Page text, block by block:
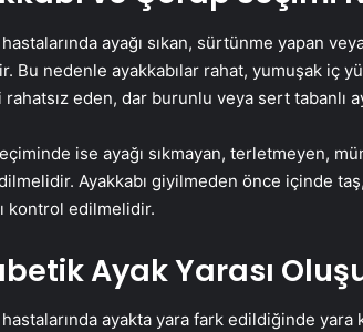
ayağı sıkan, sürtünme yapan
Bu nedenle ayakkabılar rahat, yumuşak iç
eden, dar burunlu veya sert tabanlı
ise ayağı sıkmayan, terletmeyen,
Ayakkabı giyilmeden önce içinde
kontrol edilmelidir.
Ayak Yarası
ayakta yara fark edildiğinde